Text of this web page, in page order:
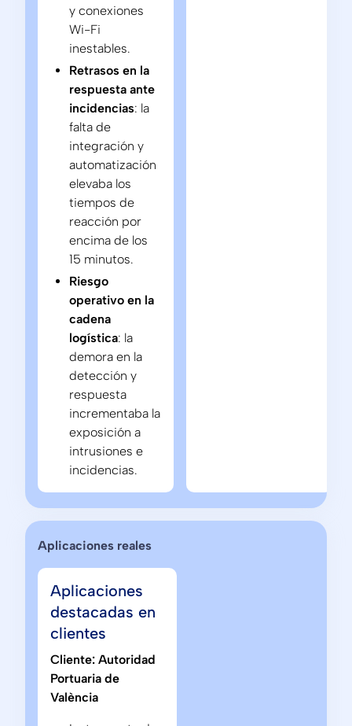
y conexiones
Wi-Fi
inestables.
Retrasos en la
respuesta ante
incidencias: la
falta de
integración y
automatización
elevaba los
tiempos de
reacción por
encima de los
15 minutos.
Riesgo
operativo en la
cadena
logística: la
demora en la
detección y
respuesta
incrementaba la
exposición a
intrusiones e
incidencias.
Aplicaciones reales
Aplicaciones
destacadas en
clientes
Cliente: Autoridad
Portuaria de
València